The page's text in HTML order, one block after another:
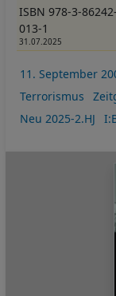
ISBN 978-3-86242-
013-1
31.07.2025
11. September
Terrorismus
Neu 2025-2.HJ